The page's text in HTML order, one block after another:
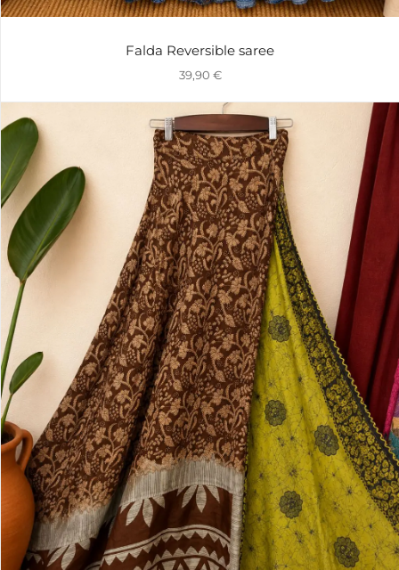
Falda Reversible saree
39,90 €